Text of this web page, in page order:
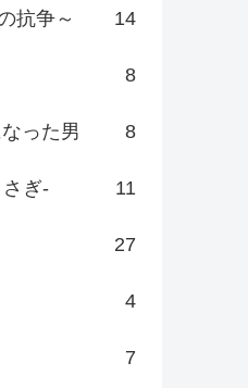
抗争～ 14
8
った男 8
ぎ- 11
27
4
7